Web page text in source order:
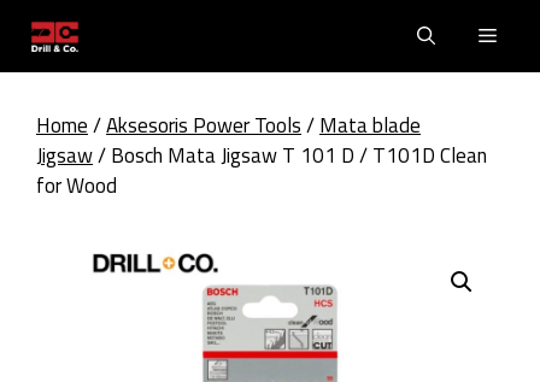
content
Home/Aksesoris Power Tools/Mata blade
Jigsaw/ Bosch Mata Jigsaw T 101 D / T101D Clean
for Wood